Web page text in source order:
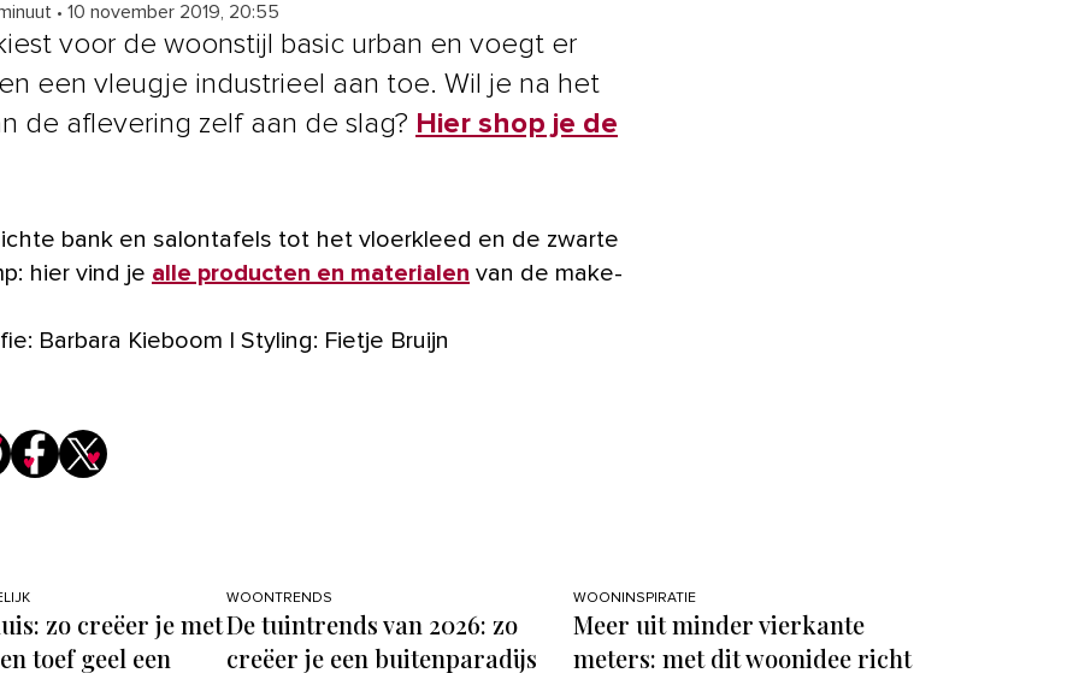
• 10 november 2019, 20:55
voor de woonstijl basic urban en voegt er
een vleugje industrieel aan toe. Wil je na het
de aflevering zelf aan de slag? Hier shop je de
hier vind je alle producten en materialen van de make-
Barbara Kieboom | Styling: Fietje Bruijn
zo creëer je met
toef geel een
WOONTRENDS
De tuintrends van 2026: zo
creëer je een buitenparadijs
WOONINSPIRATIE
Meer uit minder vierkante
meters: met dit woonidee richt